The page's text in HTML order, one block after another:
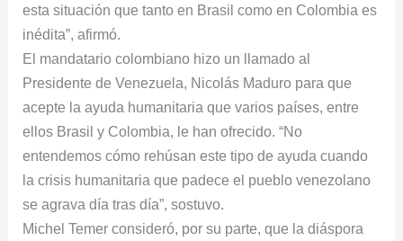
esta situación que tanto en Brasil como en Colombia es
inédita”, afirmó.
El mandatario colombiano hizo un llamado al
Presidente de Venezuela, Nicolás Maduro para que
acepte la ayuda humanitaria que varios países, entre
ellos Brasil y Colombia, le han ofrecido. “No
entendemos cómo rehúsan este tipo de ayuda cuando
la crisis humanitaria que padece el pueblo venezolano
se agrava día tras día”, sostuvo.
Michel Temer consideró, por su parte, que la diáspora